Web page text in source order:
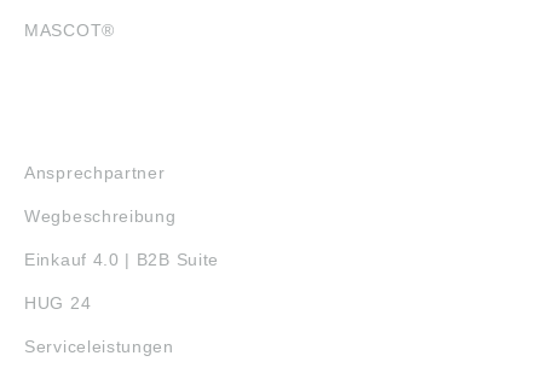
MASCOT®
Ansprechpartner
Wegbeschreibung
Einkauf 4.0 | B2B Suite
HUG 24
Serviceleistungen